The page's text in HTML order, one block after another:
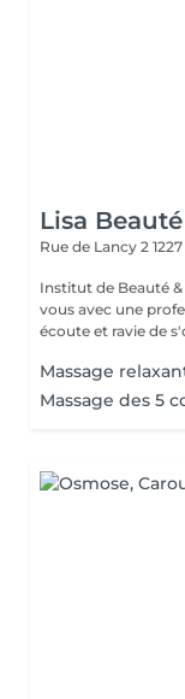
Lisa
Rue de Lancy 2
Institut de Beauté
vous avec une
écoute et ravie de
Massage
Massage des 5